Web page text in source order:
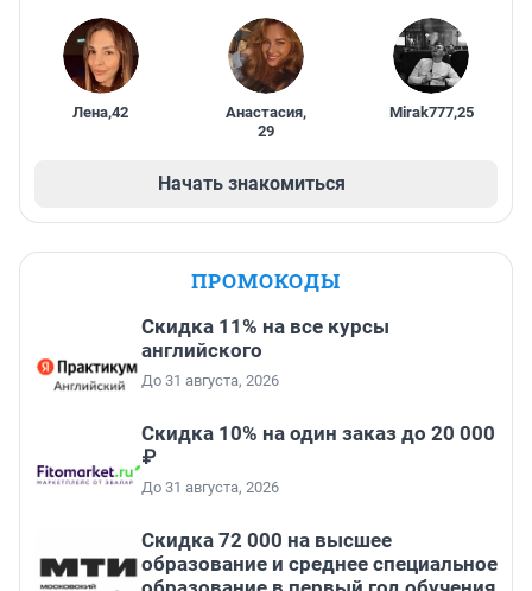
Лена,42 Анастасия,
29
Mirak777,25
Начать знакомиться
ПРОМОКОДЫ
Скидка 11% на все курсы
английского
До 31 августа, 2026
Скидка 10% на один заказ до 20 000
₽
До 31 августа, 2026
Скидка 72 000 на высшее
образование и среднее специальное